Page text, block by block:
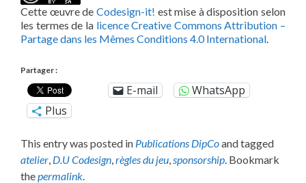
Cette œuvre de Codesign-it! est mise à disposition selon
les termes de la licence Creative Commons Attribution –
Partage dans les Mêmes Conditions 4.0 International.
Partager :
E-mail
WhatsApp
Plus
This entry was posted in Publications DipCoand tagged
atelier, D.U Codesign,règles du jeu,sponsorship. Bookmark
thepermalink.